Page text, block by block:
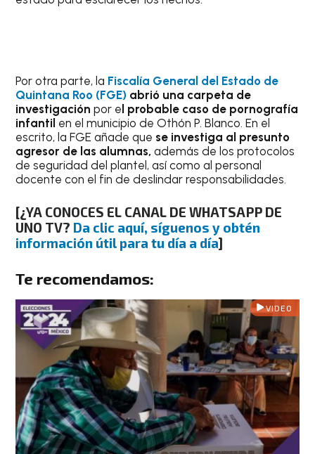
Por otra parte, la Fiscalía General del Estado de
Quintana Roo (FGE) abrió una carpeta de
investigaciónpor e l probable caso de pornografía
infantil en el municipio de Othón P. Blanco. En el
escrito, la FGE añade que se investiga al presunto
agresor de las alumnas,además de los protocolos
de seguridad del plantel, así como al personal
docente con el fin de deslindar responsabilidades.
[¿YA CONOCES EL CANAL DE WHATSAPP DE
UNO TV? Da clic aquí, síguenos y obtén
información útil para tu día a día]
Te recomendamos:
VIDEO